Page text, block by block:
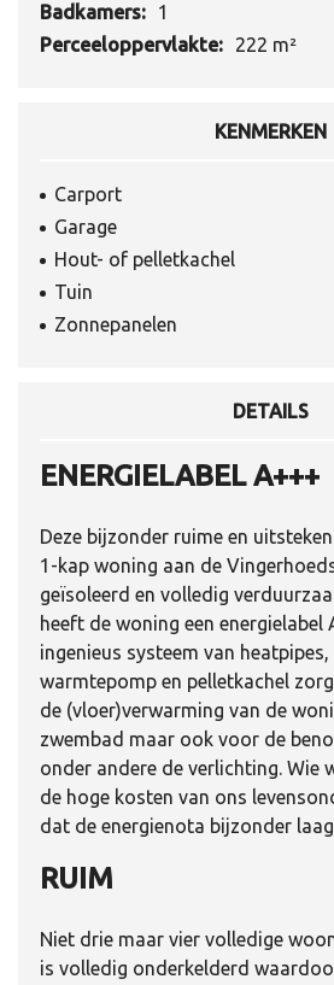
Badkamers:
1
Perceeloppervlakte:
222 m²
KENMERKEN
Carport
Garage
Hout- of pelletkachel
Tuin
Zonnepanelen
DETAILS
ENERGIELABEL A+++
Deze bijzonder ruime en
1-kap woning aan de
geïsoleerd en volledig
heeft de woning een energielabel
ingenieus systeem van
warmtepomp en pelletkachel
de (vloer)verwarming van de
zwembad maar ook voor de
onder andere de verlichting. Wie
de hoge kosten van ons
dat de energienota bijzonder
RUIM
Niet drie maar vier volledige
is volledig onderkelderd